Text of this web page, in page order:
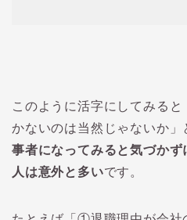
このように活字にしてみる
かないのは当然じゃないか」
事者になってみると気づか
人は意外と多いです。